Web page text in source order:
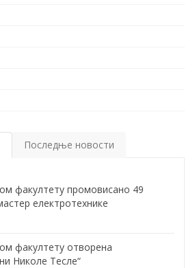
Последње новости
факултету промовисано 49
електротехнике
факултету отворена
Николе Тесле“